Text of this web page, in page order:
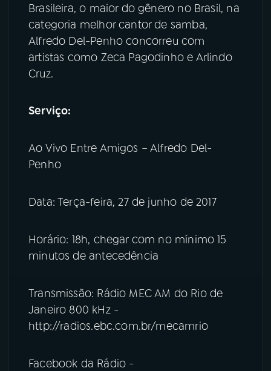
Brasileira, o maior do gênero no Brasil, na
categoria melhor cantor de samba,
Alfredo Del-Penho concorreu com
artistas como Zeca Pagodinho e Arlindo
Cruz.
Serviço:
Ao Vivo Entre Amigos – Alfredo Del-
Penho
Data: Terça-feira, 27 de junho de 2017
Horário: 18h, chegar com no mínimo 15
minutos de antecedência
Transmissão: Rádio MEC AM do Rio de
Janeiro 800 kHz -
http://radios.ebc.com.br/mecamrio
Facebook da Rádio -